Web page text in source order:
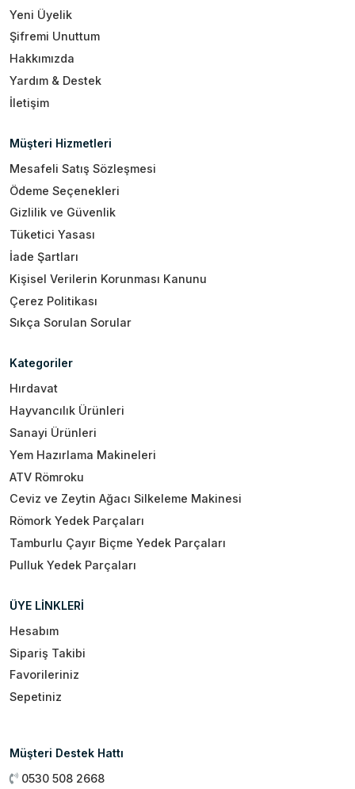
Yeni Üyelik
Şifremi Unuttum
Hakkımızda
Yardım & Destek
İletişim
Müşteri Hizmetleri
Mesafeli Satış Sözleşmesi
Ödeme Seçenekleri
Gizlilik ve Güvenlik
Tüketici Yasası
İade Şartları
Kişisel Verilerin Korunması Kanunu
Çerez Politikası
Sıkça Sorulan Sorular
Kategoriler
Hırdavat
Hayvancılık Ürünleri
Sanayi Ürünleri
Yem Hazırlama Makineleri
ATV Römroku
Ceviz ve Zeytin Ağacı Silkeleme Makinesi
Römork Yedek Parçaları
Tamburlu Çayır Biçme Yedek Parçaları
Pulluk Yedek Parçaları
ÜYE LİNKLERİ
Hesabım
Sipariş Takibi
Favorileriniz
Sepetiniz
Müşteri Destek Hattı
0530 508 2668